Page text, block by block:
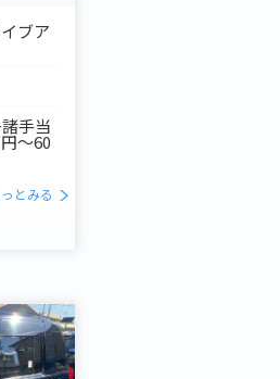
ブア
手当
～60
とみる